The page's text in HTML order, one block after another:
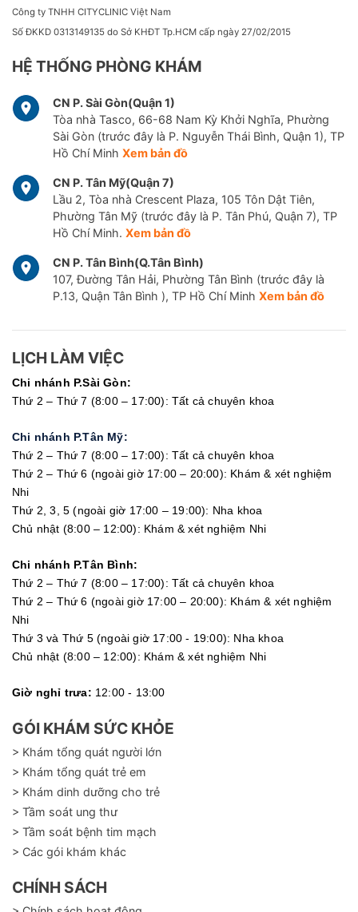
Công ty TNHH CITYCLINIC Việt Nam
Số ĐKKD 0313149135 do Sở KHĐT Tp.HCM cấp ngày 27/02/2015
HỆ THỐNG PHÒNG KHÁM
CN P. Sài Gòn(Quận 1)
Tòa nhà Tasco, 66-68 Nam Kỳ Khởi Nghĩa, Phường
Sài Gòn (trước đây là P. Nguyễn Thái Bình, Quận 1), TP
Hồ Chí Minh Xem bản đồ
CN P. Tân Mỹ(Quận 7)
Lầu 2, Tòa nhà Crescent Plaza, 105 Tôn Dật Tiên,
Phường Tân Mỹ (trước đây là P. Tân Phú, Quận 7), TP
Hồ Chí Minh. Xem bản đồ
CN P. Tân Bình(Q.Tân Bình)
107, Đường Tân Hải, Phường Tân Bình (trước đây là
P.13, Quận Tân Bình ), TP Hồ Chí Minh Xem bản đồ
LỊCH LÀM VIỆC
Chi nhánh P.Sài Gòn:
Thứ 2 – Thứ 7 (8:00 – 17:00): Tất cả chuyên khoa
Chi nhánh P.Tân Mỹ:
Thứ 2 – Thứ 7 (8:00 – 17:00): Tất cả chuyên khoa
Thứ 2 – Thứ 6 (ngoài giờ 17:00 – 20:00): Khám & xét nghiệm
Nhi
Thứ 2, 3, 5 (ngoài giờ 17:00 – 19:00): Nha khoa
Chủ nhật (8:00 – 12:00): Khám & xét nghiệm Nhi
Chi nhánh P.Tân Bình:
Thứ 2 – Thứ 7 (8:00 – 17:00): Tất cả chuyên khoa
Thứ 2 – Thứ 6 (ngoài giờ 17:00 – 20:00): Khám & xét nghiệm
Nhi
Thứ 3 và Thứ 5 (ngoài giờ 17:00 - 19:00): Nha khoa
Chủ nhật (8:00 – 12:00): Khám & xét nghiệm Nhi
Giờ nghỉ trưa: 12:00 - 13:00
GÓI KHÁM SỨC KHỎE
> Khám tổng quát người lớn
> Khám tổng quát trẻ em
> Khám dinh dưỡng cho trẻ
> Tầm soát ung thư
> Tầm soát bệnh tim mạch
> Các gói khám khác
CHÍNH SÁCH